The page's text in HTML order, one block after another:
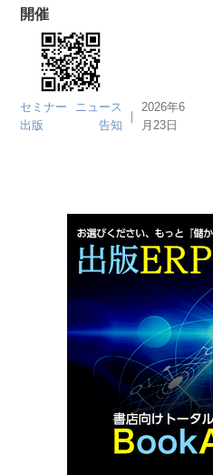
開催
セミナー
ニュース
出版
告知
｜
2026年6
月23日